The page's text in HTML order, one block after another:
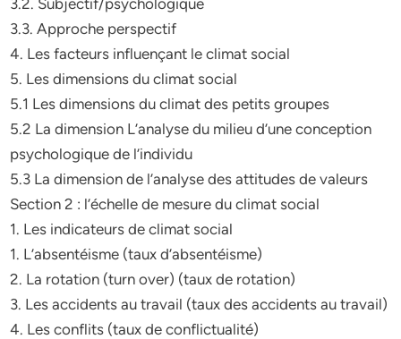
3.2. Subjectif/psychologique
3.3. Approche perspectif
4. Les facteurs influençant le climat social
5. Les dimensions du climat social
5.1 Les dimensions du climat des petits groupes
5.2 La dimension L’analyse du milieu d’une conception
psychologique de l’individu
5.3 La dimension de l’analyse des attitudes de valeurs
Section 2 : l’échelle de mesure du climat social
1. Les indicateurs de climat social
1. L’absentéisme (taux d’absentéisme)
2. La rotation (turn over) (taux de rotation)
3. Les accidents au travail (taux des accidents au travail)
4. Les conflits (taux de conflictualité)